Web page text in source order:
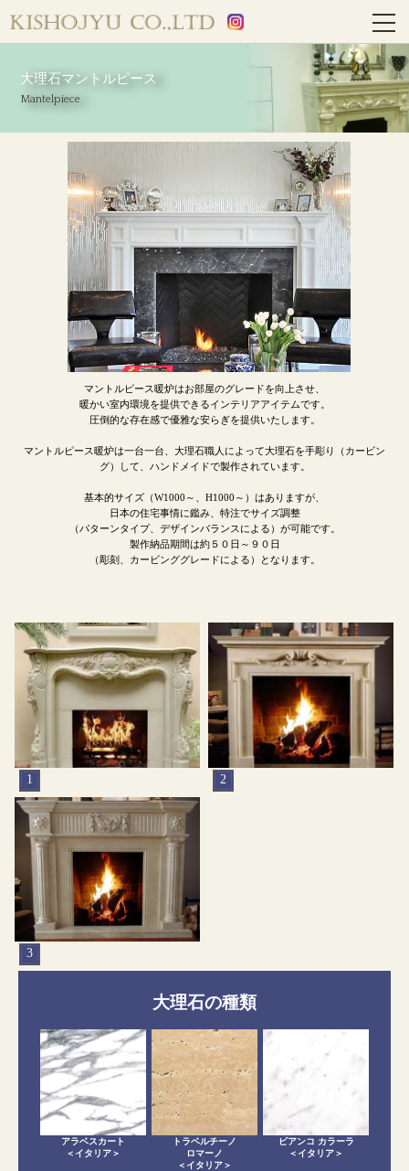
大理石マントルピース
Mantelpiece
マントルピース暖炉はお部屋のグレードを向上させ、
暖かい室内環境を提供できるインテリアアイテムです。
圧倒的な存在感で優雅な安らぎを提供いたします。
マントルピース暖炉は一台一台、大理石職人によって大理石を手彫り（カービン
グ）して、ハンドメイドで製作されています。
基本的サイズ（W1000～、H1000～）はありますが、
日本の住宅事情に鑑み、特注でサイズ調整
（パターンタイプ、デザインバランスによる）が可能です。
製作納品期間は約５０日～９０日
（彫刻、カービンググレードによる）となります。
1 2
3
大理石の種類
アラベスカート
＜イタリア＞
トラベルチーノ
ロマーノ
＜イタリア＞
ビアンコ カラーラ
＜イタリア＞